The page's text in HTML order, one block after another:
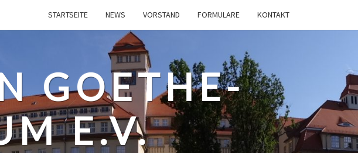
STARTSEITE NEWS VORSTAND FORMULARE KONTAKT
GOETHE-
E.V.